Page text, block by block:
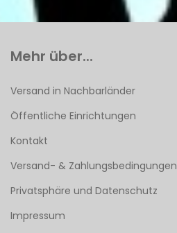
Mehr über...
Versand in Nachbarländer
Öffentliche Einrichtungen
Kontakt
Versand- & Zahlungsbedingungen
Privatsphäre und Datenschutz
Impressum